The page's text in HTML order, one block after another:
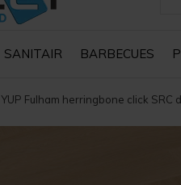
SANITAIR BARBECUES
YUP Fulham herringbone click SRC